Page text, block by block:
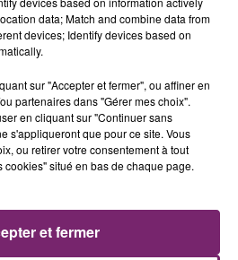
data; Match and combine data from
devices; Identify devices based on
sur "Accepter et fermer", ou affiner en
partenaires dans "Gérer mes choix".
en cliquant sur "Continuer sans
s'appliqueront que pour ce site. Vous
ou retirer votre consentement à tout
situé en bas de chaque page.
et fermer